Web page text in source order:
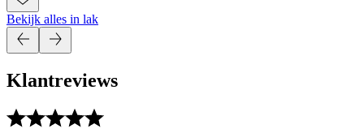
Bekijk alles in lak
Klantreviews